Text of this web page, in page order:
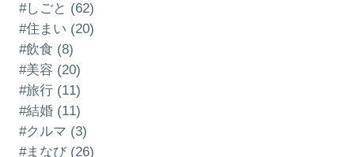
#しごと (62)
#住まい (20)
#飲食 (8)
#美容 (20)
#旅行 (11)
#結婚 (11)
#クルマ (3)
#まなび (26)